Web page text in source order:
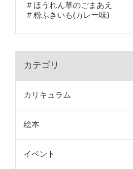
ほうれん草のごまあえ
粉ふきいも(カレー味)
カテゴリ
カリキュラム
絵本
イベント